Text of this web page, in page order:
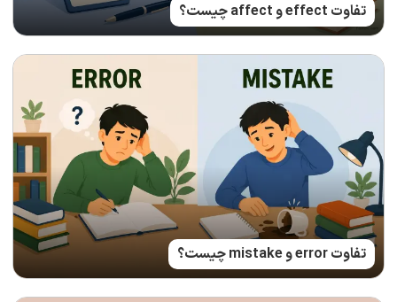
تفاوت effect و affect چیست؟
تفاوت error و mistake چیست؟